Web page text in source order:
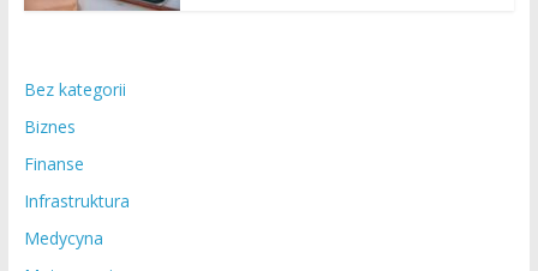
Bez kategorii
Biznes
Finanse
Infrastruktura
Medycyna